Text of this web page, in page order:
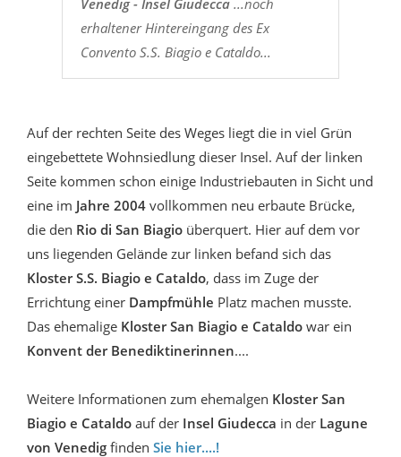
erhaltener Hintereingang des Ex
Convento S.S. Biagio e Cataldo...
Auf der rechten Seite des Weges liegt die in viel Grün
eingebettete Wohnsiedlung dieser Insel. Auf der linken
Seite kommen schon einige Industriebauten in Sicht und
eine im Jahre 2004 vollkommen neu erbaute Brücke,
die den Rio di San Biagio überquert. Hier auf dem vor
uns liegenden Gelände zur linken befand sich das
Kloster S.S. Biagio e Cataldo, dass im Zuge der
Errichtung einer Dampfmühle Platz machen musste.
Das ehemalige Kloster San Biagio e Cataldo war ein
Konvent der Benediktinerinnen....
Weitere Informationen zum ehemalgen Kloster San
Biagio e Cataldo auf der Insel Giudecca in der Lagune
von Venedig finden Sie hier....!